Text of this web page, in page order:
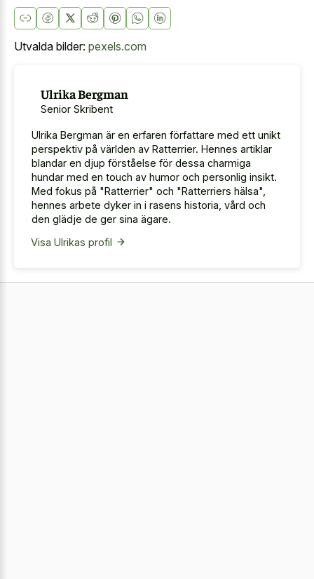
Utvalda bilder: pexels.com
Ulrika Bergman
Senior Skribent
Ulrika Bergman är en erfaren författare med ett unikt
perspektiv på världen av Ratterrier. Hennes artiklar
blandar en djup förståelse för dessa charmiga
hundar med en touch av humor och personlig insikt.
Med fokus på "Ratterrier" och "Ratterriers hälsa",
hennes arbete dyker in i rasens historia, vård och
den glädje de ger sina ägare.
Visa Ulrikas profil